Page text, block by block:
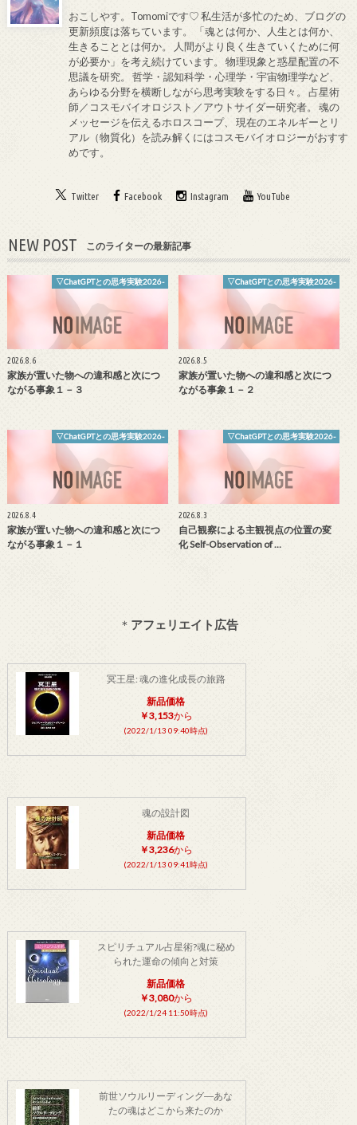
おこしやす。Tomomiです♡ 私生活が多忙のため、ブログの
更新頻度は落ちています。 「魂とは何か、人生とは何か、
生きることとは何か。 人間がより良く生きていくために何
が必要か」を考え続けています。 物理現象と惑星配置の不
思議を研究。 哲学・認知科学・心理学・宇宙物理学など、
あらゆる分野を横断しながら思考実験をする日々。 占星術
師／コスモバイオロジスト／アウトサイダー研究者。 魂の
メッセージを伝えるホロスコープ、 現在のエネルギーとリ
アル（物質化）を読み解くにはコスモバイオロジーがおすす
めです。
Twitter Facebook Instagram YouTube
NEW POST このライターの最新記事
▽ChatGPTとの思考実験2026-
2026.8.6
家族が置いた物への違和感と次につ
ながる事象１－３
▽ChatGPTとの思考実験2026-
2026.8.5
家族が置いた物への違和感と次につ
ながる事象１－２
▽ChatGPTとの思考実験2026-
2026.8.4
家族が置いた物への違和感と次につ
ながる事象１－１
▽ChatGPTとの思考実験2026-
2026.8.3
自己観察による主観視点の位置の変
化 Self-Observation of …
＊ アフェリエイト広告
冥王星: 魂の進化成長の旅路
新品価格
￥3,153から
(2022/1/13 09:40時点)
魂の設計図
新品価格
￥3,236から
(2022/1/13 09:41時点)
スピリチュアル占星術?魂に秘め
られた運命の傾向と対策
新品価格
￥3,080から
(2022/1/24 11:50時点)
前世ソウルリーディング―あな
たの魂はどこから来たのか